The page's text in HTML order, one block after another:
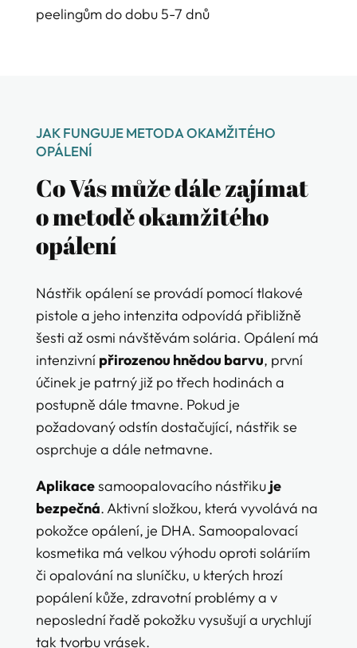
peelingům do dobu 5-7 dnů
JAK FUNGUJE METODA OKAMŽITÉHO
OPÁLENÍ
Co Vás může dále zajímat
o metodě okamžitého
opálení
Nástřik opálení se provádí pomocí tlakové
pistole a jeho intenzita odpovídá přibližně
šesti až osmi návštěvám solária. Opálení má
intenzivní přirozenou hnědou barvu, první
účinek je patrný již po třech hodinách a
postupně dále tmavne. Pokud je
požadovaný odstín dostačující, nástřik se
osprchuje a dále netmavne.
Aplikacesamoopalovacího nástřiku je
bezpečná. Aktivní složkou, která vyvolává na
pokožce opálení, je DHA. Samoopalovací
kosmetika má velkou výhodu oproti soláriím
či opalování na sluníčku, u kterých hrozí
popálení kůže, zdravotní problémy a v
neposlední řadě pokožku vysušují a urychlují
tak tvorbu vrásek.